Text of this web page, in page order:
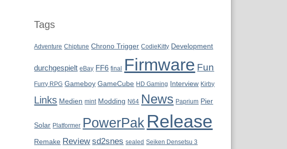
Tags
Adventure Chiptune Chrono Trigger CodieKitty Development
durchgespielt eBay FF6 final Firmware Fun
Furry RPG Gameboy GameCube HD Gaming Interview Kirby
Links Medien mint Modding N64 News Paprium Pier
Solar Platformer PowerPak Release
Remake Review sd2snes sealed Seiken Densetsu 3